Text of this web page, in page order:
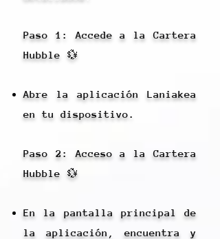
Paso 1: Accede a la Cartera
Hubble 💱
Abre la aplicación Laniakea
en tu dispositivo.
Paso 2: Acceso a la Cartera
Hubble 💱
En la pantalla principal de
la aplicación, encuentra y